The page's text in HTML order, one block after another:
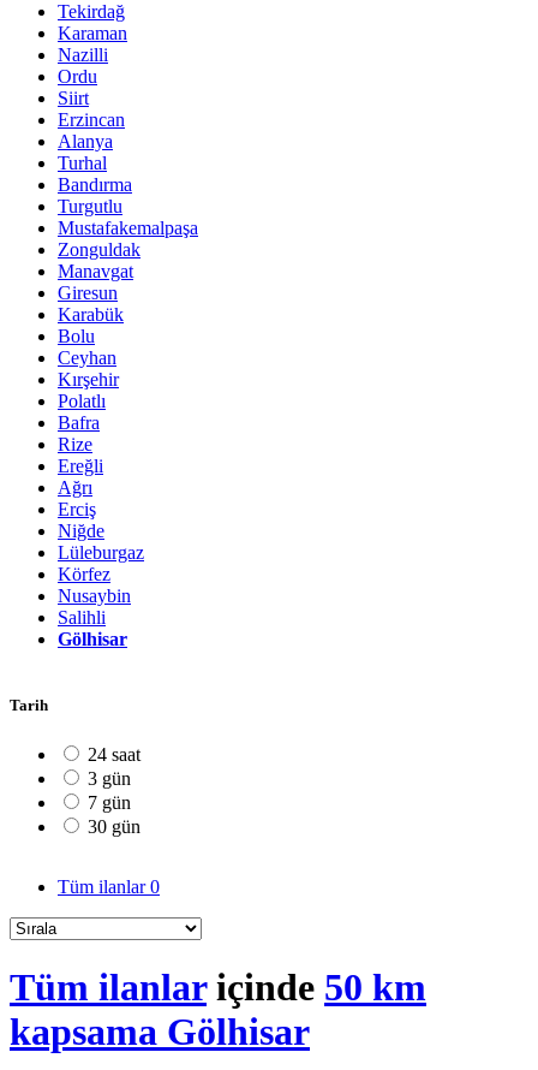
Tekirdağ
Karaman
Nazilli
Ordu
Siirt
Erzincan
Alanya
Turhal
Bandırma
Turgutlu
Mustafakemalpaşa
Zonguldak
Manavgat
Giresun
Karabük
Bolu
Ceyhan
Kırşehir
Polatlı
Bafra
Rize
Ereğli
Ağrı
Erciş
Niğde
Lüleburgaz
Körfez
Nusaybin
Salihli
Gölhisar
Tarih
24 saat
3 gün
7 gün
30 gün
Tüm ilanlar0
Tüm ilanlariçinde 50 km
kapsama Gölhisar